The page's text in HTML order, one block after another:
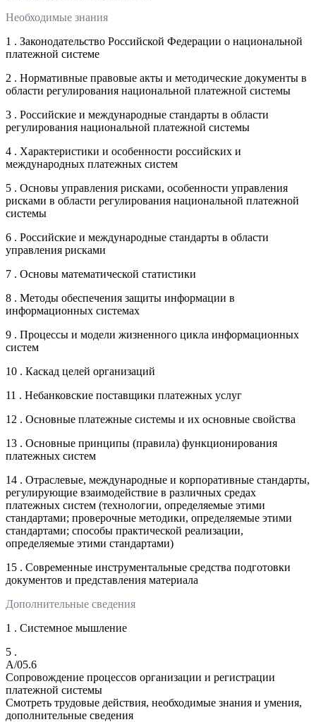
Необходимые знания
1 . Законодательство Российской Федерации о национальной
платежной системе
2 . Нормативные правовые акты и методические документы в
области регулирования национальной платежной системы
3 . Российские и международные стандарты в области
регулирования национальной платежной системы
4 . Характеристики и особенности российских и
международных платежных систем
5 . Основы управления рисками, особенности управления
рисками в области регулирования национальной платежной
системы
6 . Российские и международные стандарты в области
управления рисками
7 . Основы математической статистики
8 . Методы обеспечения защиты информации в
информационных системах
9 . Процессы и модели жизненного цикла информационных
систем
10 . Каскад целей организаций
11 . Небанковские поставщики платежных услуг
12 . Основные платежные системы и их основные свойства
13 . Основные принципы (правила) функционирования
платежных систем
14 . Отраслевые, международные и корпоративные стандарты,
регулирующие взаимодействие в различных средах
платежных систем (технологии, определяемые этими
стандартами; проверочные методики, определяемые этими
стандартами; способы практической реализации,
определяемые этими стандартами)
15 . Современные инструментальные средства подготовки
документов и представления материала
Дополнительные сведения
1 . Системное мышление
5 .
A/05.6
Сопровождение процессов организации и регистрации
платежной системы
Смотреть трудовые действия, необходимые знания и умения,
дополнительные сведения